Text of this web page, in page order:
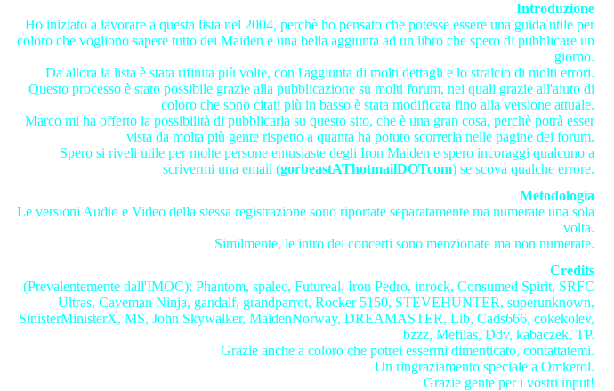
Introduzione
Ho iniziato a lavorare a questa lista nel 2004, perchè ho pensato che potesse essere una guida utile per
coloro che vogliono sapere tutto dei Maiden e una bella aggiunta ad un libro che spero di pubblicare un
giorno.
Da allora la lista è stata rifinita più volte, con l'aggiunta di molti dettagli e lo stralcio di molti errori.
Questo processo è stato possibile grazie alla pubblicazione su molti forum, nei quali grazie all'aiuto di
coloro che sono citati più in basso è stata modificata fino alla versione attuale.
Marco mi ha offerto la possibilità di pubblicarla su questo sito, che è una gran cosa, perchè potrà esser
vista da molta più gente rispetto a quanta ha potuto scorrerla nelle pagine dei forum.
Spero si riveli utile per molte persone entusiaste degli Iron Maiden e spero incoraggi qualcuno a
scrivermi una email (gorbeastAThotmailDOTcom) se scova qualche errore.
Metodologia
Le versioni Audio e Video della stessa registrazione sono riportate separatamente ma numerate una sola
volta.
Similmente, le intro dei concerti sono menzionate ma non numerate.
Credits
(Prevalentemente dall'IMOC): Phantom, spalec, Futureal, Iron Pedro, inrock, Consumed Spirit, SRFC
Ultras, Caveman Ninja, gandalf, grandparrot, Rocker 5150, STEVEHUNTER, superunknown,
SinisterMinisterX, MS, John Skywalker, MaidenNorway, DREAMASTER, Lib, Cads666, cokekolev,
bzzz, Mefilas, Ddv, kabaczek, TP.
Grazie anche a coloro che potrei essermi dimenticato, contattatemi.
Un ringraziamento speciale a Omkerol.
Grazie gente per i vostri input!